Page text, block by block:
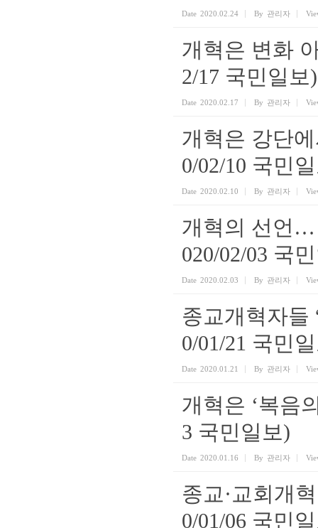
Date 2020.02.24 By 관리자
개혁은 변화
2/17 국민일보)
Date 2020.02.17 By 관리자
개혁은 강단
0/02/10 국민
Date 2020.02.10 By 관리자
개혁의 선언…
020/02/03 국
Date 2020.02.03 By 관리자
종교개혁자들
0/01/21 국민
Date 2020.01.21 By 관리자
개혁은 ‘복음
3 국민일보)
Date 2020.01.16 By 관리자
종교·교회개
0/01/06 국민